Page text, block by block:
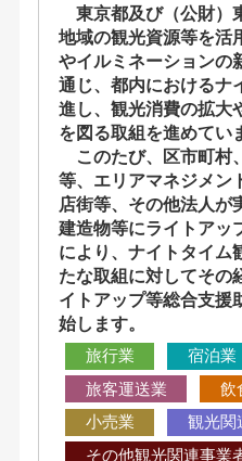
東京都及び（公財）
地域の観光資源等を活
やイルミネーションの
通じ、都内におけるナ
進し、観光消費の拡大
を図る取組を進めてい
このたび、区市町村
等、エリアマネジメン
店街等、その他法人が
建造物等にライトアッ
により、ナイトタイム
たな取組に対してその
イトアップ等総合支援
始します。
旅行業
宿泊業
旅客運送業
飲
小売業
観光関
その他観光関連事業